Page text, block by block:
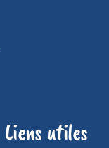
Liens utiles